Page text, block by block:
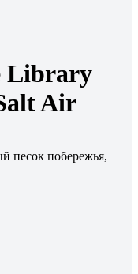
Library
Air
песок побережья,